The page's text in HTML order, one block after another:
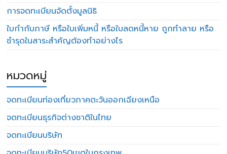
การจดทะเบียนจัดตั้งมูลนิธิ
ใบกำกับภาษี หรือใบเพิ่มหนี้ หรือใบลดหนี้หาย ถูกทำลาย หรือ
ชำรุดในสาระสำคัญต้องทำอย่างไร
หมวดหมู่
จดทะเบียนท่องเที่ยวภาคตะวันออกเฉียงเหนือ
จดทะเบียนธุรกิจต่างชาติในไทย
จดทะเบียนบริษัท